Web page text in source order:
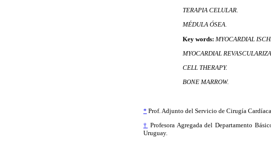
TERAPIA CELULAR.
MÉDULA ÓSEA.
Key words: MYOCARDIAL
MYOCARDIAL
CELL THERAPY.
BONE MARROW.
* Prof. Adjunto del Servicio de Cirugía
† Profesora Agregada del Departamento
Uruguay.